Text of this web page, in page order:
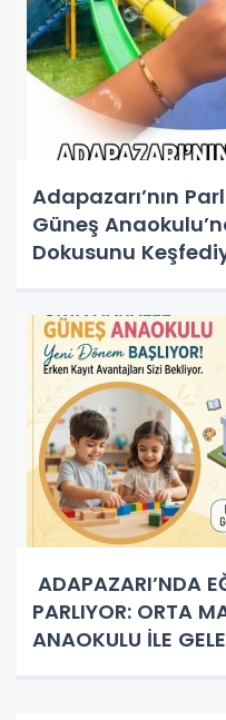
Adapazarı’nın
Güneş
Dokusunu
ADAPAZARI’NDA
PARLIYOR: ORTA
ANAOKULU İLE